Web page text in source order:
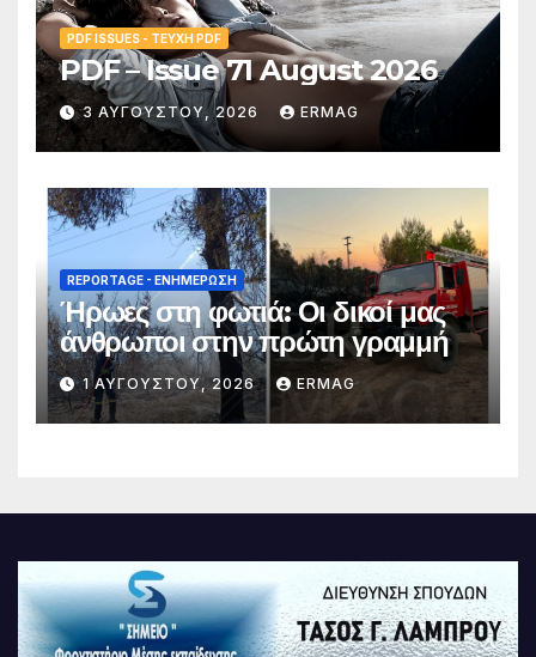
PDF ISSUES - ΤΕΎΧΗ PDF
PDF – Issue 71 August 2026
3 ΑΥΓΟΎΣΤΟΥ, 2026 ERMAG
REPORTAGE - EΝΗΜΈΡΩΣΗ
Ήρωες στη φωτιά: Οι δικοί μας
άνθρωποι στην πρώτη γραμμή
1 ΑΥΓΟΎΣΤΟΥ, 2026 ERMAG